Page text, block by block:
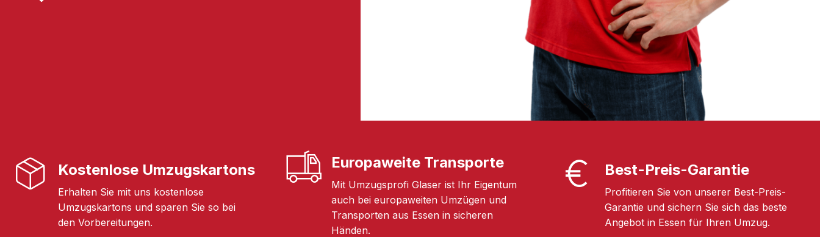
Kostenlose Umzugskartons
Erhalten Sie mit uns kostenlose
Umzugskartons und sparen Sie so bei
den Vorbereitungen.
Europaweite Transporte
Mit Umzugsprofi Glaser ist Ihr Eigentum
auch bei europaweiten Umzügen und
Transporten aus Essen in sicheren
Händen.
Best-Preis-Garantie
Profitieren Sie von unserer Best-Preis-
Garantie und sichern Sie sich das beste
Angebot in Essen für Ihren Umzug.